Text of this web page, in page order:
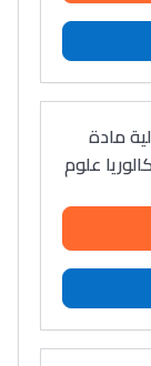
مادة
علوم